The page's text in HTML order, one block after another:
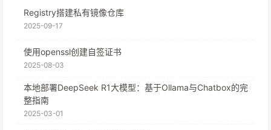
Registry搭建私有镜像仓库
2025-09-17
使用openssl创建自签证书
2025-08-03
本地部署DeepSeek R1大模型：基于Ollama与Chatbox的完
整指南
2025-03-01